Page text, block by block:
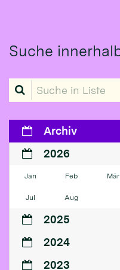
Suche
Suche in Liste
Archiv
2026
Jan Feb Mär
Jul Aug
2025
2024
2023